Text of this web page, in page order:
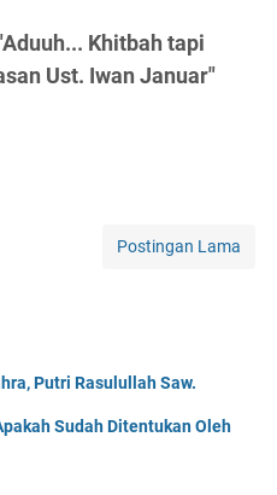
Khitbah tapi
Ust. Iwan Januar"
Postingan Lama
Putri Rasulullah Saw.
Sudah Ditentukan Oleh